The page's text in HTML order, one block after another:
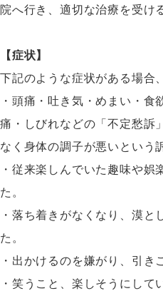
院へ行き、適切な治療を受け
【症状】
下記のような症状がある場合
・頭痛・吐き気・めまい・
痛・しびれなどの「不定愁訴
なく身体の調子が悪いという
・従来楽しんでいた趣味や娯
た。
・落ち着きがなくなり、漠と
た。
・出かけるのを嫌がり、引き
・笑うこと、楽しそうにして